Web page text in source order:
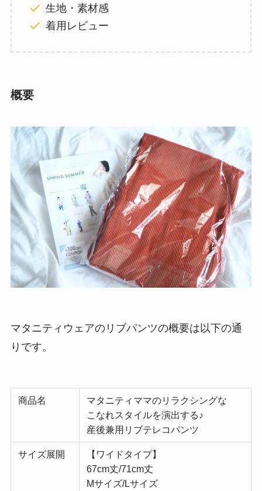
生地・素材感
着用レビュー
概要
マタニティウェアのリブパンツの概要は以下の通
りです。
商品名
マタニティママのリラクシングな
こなれスタイルを演出する♪
産後兼用リブテレコパンツ
サイズ展開
【ワイドタイプ】
67cm丈/71cm丈
Mサイズ/Lサイズ